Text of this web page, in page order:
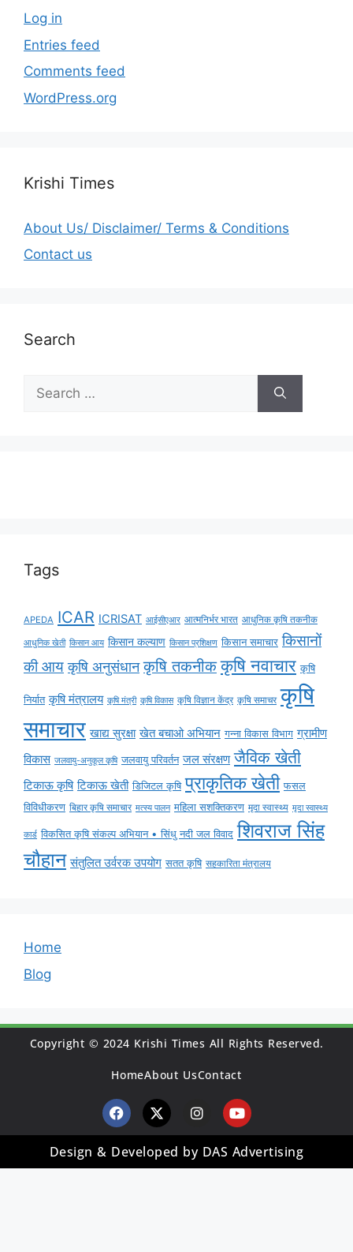
Log in
Entries feed
Comments feed
WordPress.org
Krishi Times
About Us/ Disclaimer/ Terms & Conditions
Contact us
Search
Tags
APEDA ICAR ICRISAT आईसीएआर आत्मनिर्भर भारत आधुनिक कृषि तकनीक
आधुनिक खेती किसान आय किसान कल्याण किसान प्रशिक्षण किसान समाचार किसानों
की आय कृषि अनुसंधान कृषि तकनीक कृषि नवाचार कृषि
निर्यात कृषि मंत्रालय कृषि मंत्री कृषि विकास कृषि विज्ञान केंद्र कृषि समाचर कृषि
समाचार खाद्य सुरक्षा खेत बचाओ अभियान गन्ना विकास विभाग ग्रामीण
विकास जलवायु-अनुकूल कृषि जलवायु परिवर्तन जल संरक्षण जैविक खेती
टिकाऊ कृषि टिकाऊ खेती डिजिटल कृषि प्राकृतिक खेती फसल
विविधीकरण बिहार कृषि समाचार मत्स्य पालन महिला सशक्तिकरण मृदा स्वास्थ्य मृदा स्वास्थ्य
कार्ड विकसित कृषि संकल्प अभियान • सिंधु नदी जल विवाद शिवराज सिंह
चौहान संतुलित उर्वरक उपयोग सतत कृषि सहकारिता मंत्रालय
Home
Blog
Copyright © 2024 Krishi Times All Rights Reserved.
HomeAbout UsContact
Design & Developed by DAS Advertising